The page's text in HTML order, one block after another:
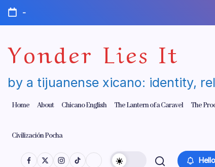
Skip
content
-
Yonder Lies It
by a tijuanense xicano: identity,
Home About Chicano English The Lantern of a Caravel The
Civilización Pocha